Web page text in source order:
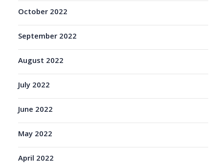
October 2022
September 2022
August 2022
July 2022
June 2022
May 2022
April 2022